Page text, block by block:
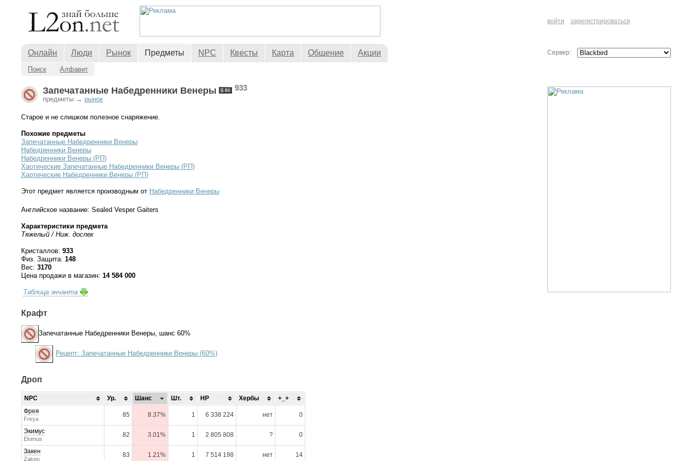
войти зарегистрироваться
Онлайн Люди Рынок Предметы NPC Квесты Карта Общение Акции
Поиск Алфавит
Сервер:
Запечатанные Набедренники Венеры 933
предметы → рынок
Старое и не слишком полезное снаряжение.
Похожие предметы
Запечатанные Набедренники Венеры
Набедренники Венеры
Набедренники Венеры (РП)
Хаотические Запечатанные Набедренники Венеры (РП)
Хаотические Набедренники Венеры (РП)
Этот предмет является производным от Набедренники Венеры
Английское название: Sealed Vesper Gaiters
Характеристики предмета
Тяжелый / Ниж. доспех
Кристаллов: 933
Физ. Защита: 148
Вес: 3170
Цена продажи в магазин: 14 584 000
Таблица энчанта
Крафт
Запечатанные Набедренники Венеры, шанс 60%
Рецепт: Запечатанные Набедренники Венеры (60%)
Дроп
NPC Ур. Шанс Шт. HP Хербы
+_+
Фрея
Freya
85 8.37% 1 6 338 224 нет 0
Экимус
Ekimus
82 3.01% 1 2 805 808 ? 0
Закен
Zaken
83 1.21% 1 7 514 198 нет 14